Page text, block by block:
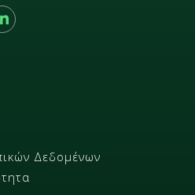
Δεδομένων